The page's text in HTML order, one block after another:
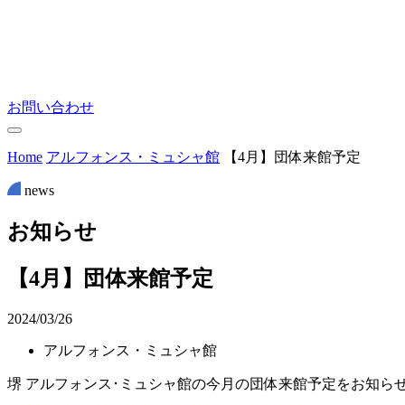
お問い合わせ
Home アルフォンス・ミュシャ館 【4月】団体来館予定
news
お知らせ
【4月】団体来館予定
2024/03/26
アルフォンス・ミュシャ館
堺 アルフォンス･ミュシャ館の今月の団体来館予定をお知ら